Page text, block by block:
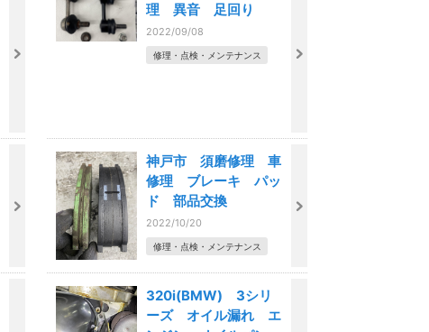
理 異音 足回り
2022/09/08
修理・点検・メンテナンス
神戸市 須磨修理 車
修理 ブレーキ パッ
ド 部品交換
2022/10/20
修理・点検・メンテナンス
320i(BMW) 3シリ
ーズ オイル漏れ エ